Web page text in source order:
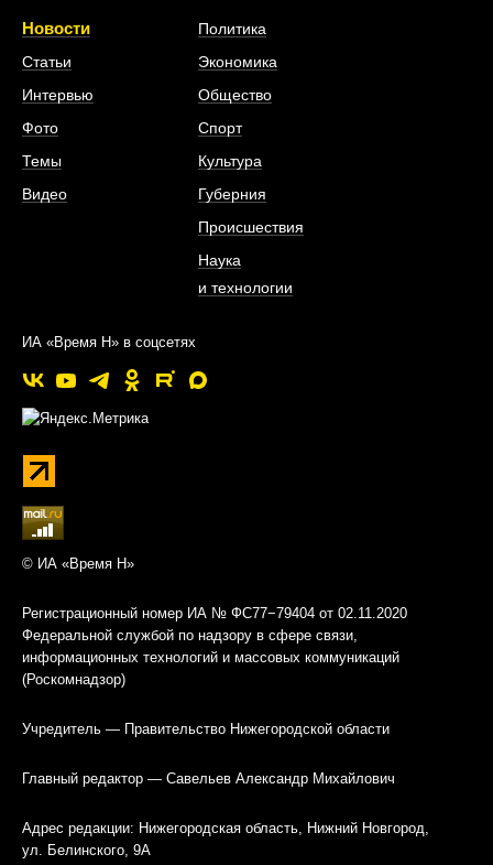
Новости
Статьи
Интервью
Фото
Темы
Видео
Политика
Экономика
Общество
Спорт
Культура
Губерния
Происшествия
Наука
и технологии
ИА «Время Н» в соцсетях
© ИА «Время Н»
Регистрационный номер ИА № ФС77−79404 от 02.11.2020
Федеральной службой по надзору в сфере связи,
информационных технологий и массовых коммуникаций
(Роскомнадзор)
Учредитель — Правительство Нижегородской области
Главный редактор — Савельев Александр Михайлович
Адрес редакции: Нижегородская область, Нижний Новгород,
ул. Белинского, 9А